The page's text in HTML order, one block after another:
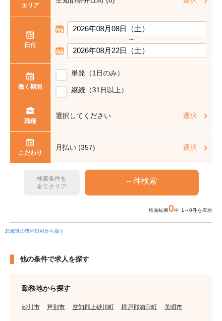
エリア
日付
〜
働く期間
単発（1日のみ）
継続（31日以上）
職種
選択してください 選択
こだわり
月払い (357) 選択
検索条件を
全てクリア
検索結果0中 1～0件を表示
北海道の市区町村から探す
他の条件で求人を探す
勤務地から探す
砂川市 芦別市 空知郡上砂川町 樺戸郡浦臼町 美唄市